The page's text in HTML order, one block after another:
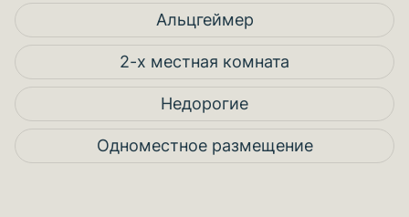
Альцгеймер
2-х местная комната
Недорогие
Одноместное размещение